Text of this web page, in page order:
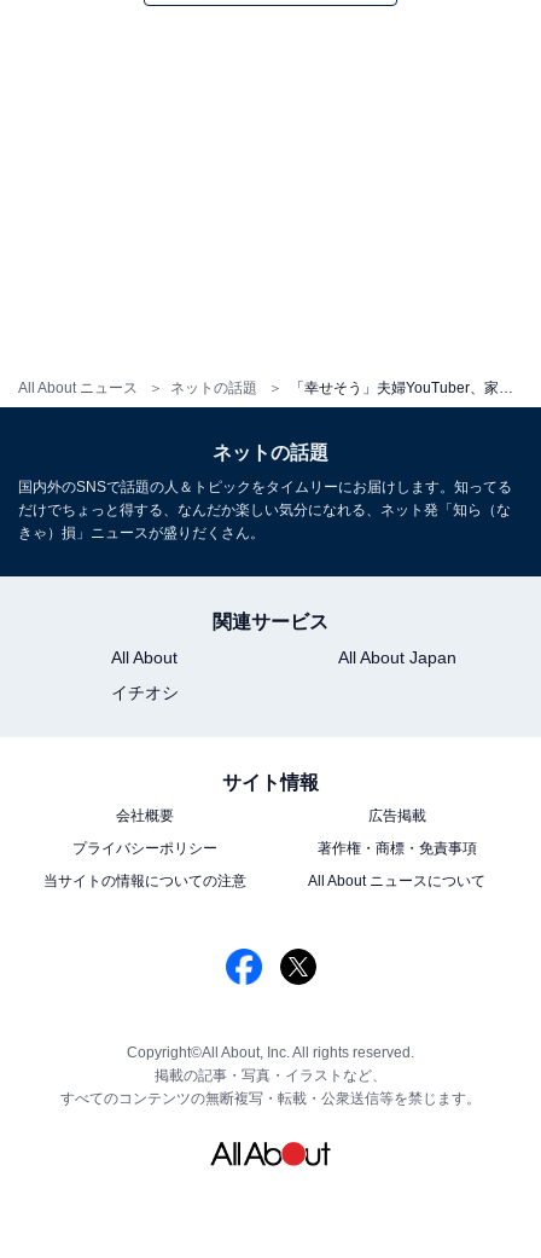
All About ニュース ネットの話題
ネットの話題
国内外のSNSで話題の人＆トピックをタイムリーにお届けします。知ってる
だけでちょっと得する、なんだか楽しい気分になれる、ネット発「知ら（な
きゃ）損」ニュースが盛りだくさん。
関連サービス
All About
All About Japan
イチオシ
サイト情報
会社概要
広告掲載
プライバシーポリシー
著作権・商標・免責事項
当サイトの情報についての注意
All About ニュースについて
Copyright©All About, Inc. All rights reserved.
掲載の記事・写真・イラストなど、
すべてのコンテンツの無断複写・転載・公衆送信等を禁じます。